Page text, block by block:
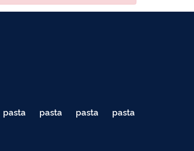
pasta
de
pasta
de
pasta
de
pasta
de